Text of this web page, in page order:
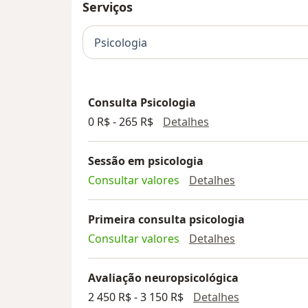
Serviços
Psicologia
Consulta Psicologia
0 R$ - 265 R$
Detalhes
Sessão em psicologia
Consultar valores
Detalhes
Primeira consulta psicologia
Consultar valores
Detalhes
Avaliação neuropsicológica
2 450 R$ - 3 150 R$
Detalhes